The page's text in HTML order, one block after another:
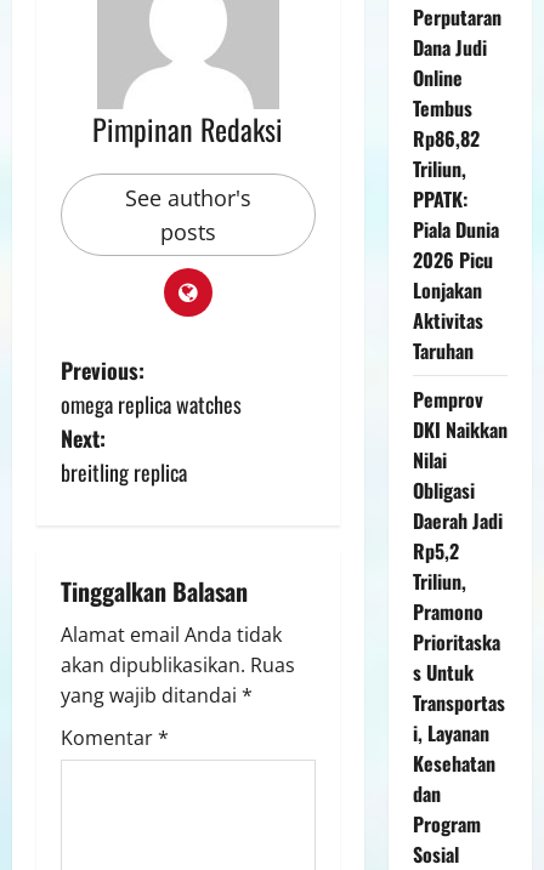
Pimpinan Redaksi
See author's
posts
Previous:
omega replica watches
Next:
breitling replica
Tinggalkan Balasan
Alamat email Anda tidak
akan dipublikasikan. Ruas
yang wajib ditandai *
Komentar*
Perputaran
Dana Judi
Online
Tembus
Rp86,82
Triliun,
PPATK:
Piala Dunia
2026 Picu
Lonjakan
Aktivitas
Taruhan
Pemprov
DKI Naikkan
Nilai
Obligasi
Daerah Jadi
Rp5,2
Triliun,
Pramono
Prioritaska
s Untuk
Transportas
i, Layanan
Kesehatan
dan
Program
Sosial